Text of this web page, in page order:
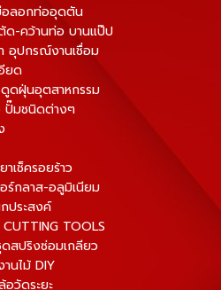
อลอกท่ออุดตัน
ด-คว้านท่อ บานแป๊ป
อุปกรณ์งานเชื่อม
ยด
ดูดฝุ่นอุตสาหกรรม
ปั๊มชนิดต่างๆ
เช็ครอยร้าว
ร์กลาส-อลูมิเนียม
ประสงค์
TOOLS
สปริงซ่อมเกลียว
นไม้ DIY
วัดระยะ